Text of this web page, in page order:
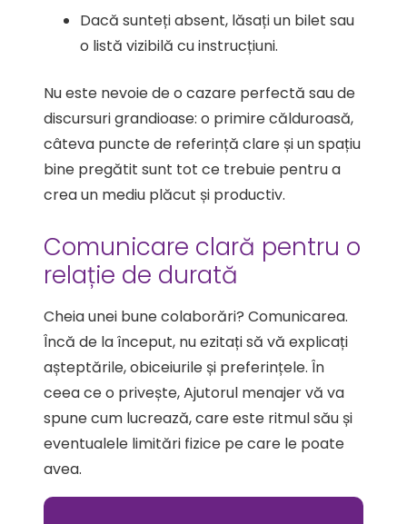
Dacă sunteți absent, lăsați un bilet sau
o listă vizibilă cu instrucțiuni.
Nu este nevoie de o cazare perfectă sau de
discursuri grandioase: o primire călduroasă,
câteva puncte de referință clare și un spațiu
bine pregătit sunt tot ce trebuie pentru a
crea un mediu plăcut și productiv.
Comunicare clară pentru o
relație de durată
Cheia unei bune colaborări? Comunicarea.
Încă de la început, nu ezitați să vă explicați
așteptările, obiceiurile și preferințele. În
ceea ce o privește, Ajutorul menajer vă va
spune cum lucrează, care este ritmul său și
eventualele limitări fizice pe care le poate
avea.